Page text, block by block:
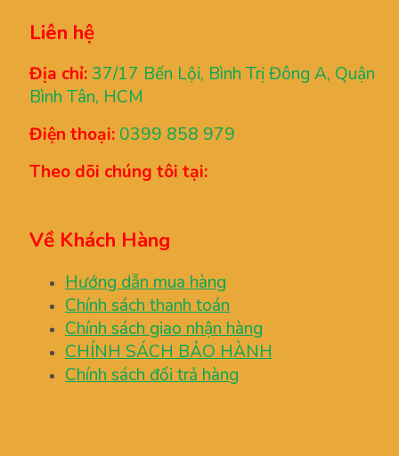
Liên hệ
Địa chỉ: 37/17 Bến Lội, Bình Trị Đông A, Quận
Bình Tân, HCM
Điện thoại: 0399 858 979
Theo dõi chúng tôi tại:
Về Khách Hàng
Hướng dẫn mua hàng
Chính sách thanh toán
Chính sách giao nhận hàng
CHÍNH SÁCH BẢO HÀNH
Chính sách đổi trả hàng